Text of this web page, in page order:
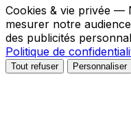
Cookies & vie privée —
mesurer notre
des publicités
Politique de
Tout refuser Personnaliser